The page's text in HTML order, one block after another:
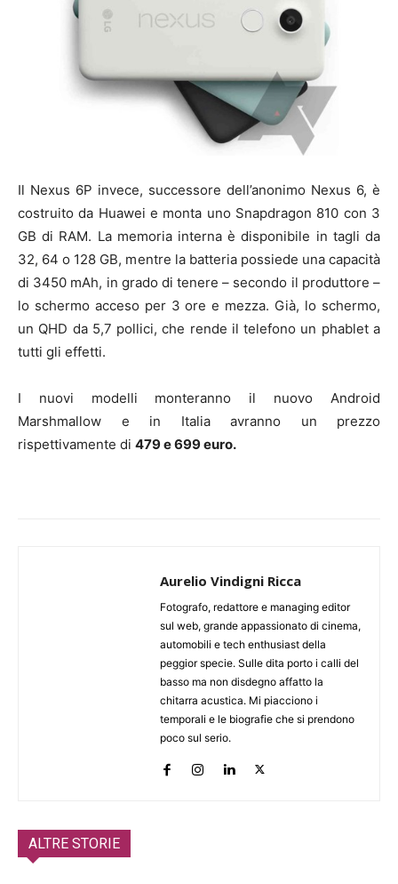
Il Nexus 6P invece, successore dell’anonimo Nexus 6, è
costruito da Huawei e monta uno Snapdragon 810 con 3
GB di RAM. La memoria interna è disponibile in tagli da
32, 64 o 128 GB, mentre la batteria possiede una capacità
di 3450 mAh, in grado di tenere – secondo il produttore –
lo schermo acceso per 3 ore e mezza. Già, lo schermo,
un QHD da 5,7 pollici, che rende il telefono un phablet a
tutti gli effetti.
I nuovi modelli monteranno il nuovo Android
Marshmallow e in Italia avranno un prezzo
rispettivamente di 479 e 699 euro.
Aurelio Vindigni Ricca
Fotografo, redattore e managing editor
sul web, grande appassionato di cinema,
automobili e tech enthusiast della
peggior specie. Sulle dita porto i calli del
basso ma non disdegno affatto la
chitarra acustica. Mi piacciono i
temporali e le biografie che si prendono
poco sul serio.
ALTRE STORIE